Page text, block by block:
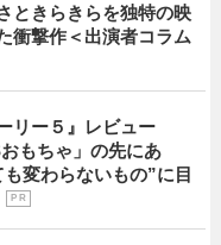
ときらきらを独特の映
衝撃作＜出演者コラム
リー５』レビュー
おもちゃ」の先にあ
変わらないもの”に目
P R